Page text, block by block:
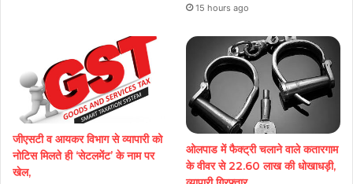
15 hours ago
जीएसटी व आयकर विभाग से व्यापारी को
नोटिस मिलते ही ‘सेटलमेंट’ के नाम पर
खेल,
ओलपाड में फैक्ट्री चलाने वाले कतारगाम
के वीवर से 22.60 लाख की धोखाधड़ी,